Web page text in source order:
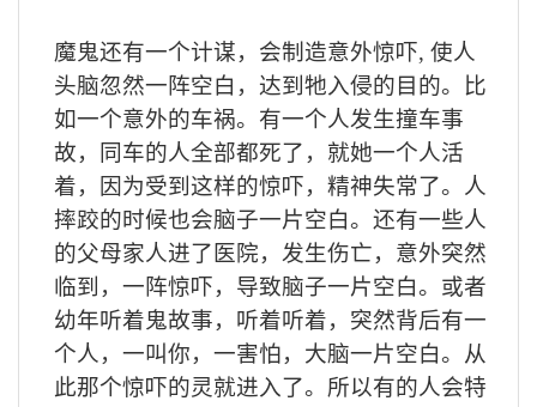
魔鬼还有一个计谋，会制造意外惊吓,使人
头脑忽然一阵空白，达到牠入侵的目的。比
如一个意外的车祸。有一个人发生撞车事
故，同车的人全部都死了，就她一个人活
着，因为受到这样的惊吓，精神失常了。人
摔跤的时候也会脑子一片空白。还有一些人
的父母家人进了医院，发生伤亡，意外突然
临到，一阵惊吓，导致脑子一片空白。或者
幼年听着鬼故事，听着听着，突然背后有一
个人，一叫你，一害怕，大脑一片空白。从
此那个惊吓的灵就进入了。所以有的人会特